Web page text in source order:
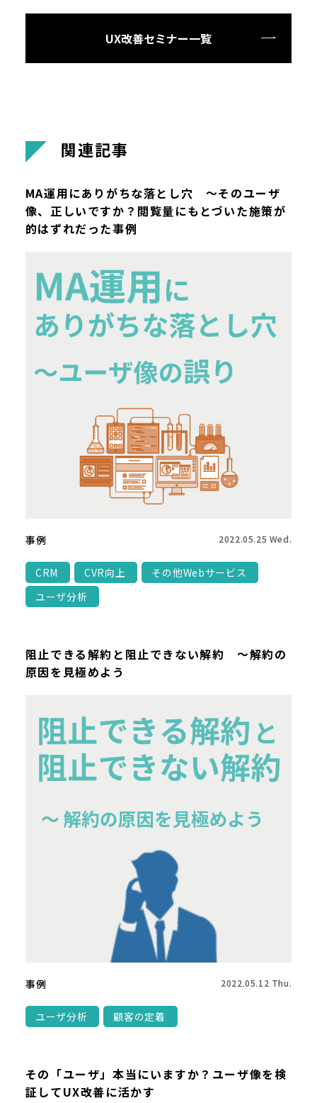
UX改善セミナー一覧
関連記事
MA運用にありがちな落とし穴 ～そのユーザ
像、正しいですか？閲覧量にもとづいた施策が
的はずれだった事例
事例 2022.05.25 Wed.
CRM CVR向上
その他Webサービス
ユーザ分析
阻止できる解約と阻止できない解約 ～解約の
原因を見極めよう
事例 2022.05.12 Thu.
ユーザ分析 顧客の定着
その「ユーザ」本当にいますか？ユーザ像を検
証してUX改善に活かす